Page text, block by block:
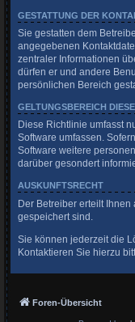
GESTATTUNG DER
Sie gestatten dem
angegebenen
zentraler Informationen
dürfen er und andere
persönlichen Bereich
GELTUNGSBEREICH
Diese Richtlinie umfasst
Software umfassen.
Software weitere
darüber gesondert
AUSKUNFTSRECHT
Der Betreiber erteilt Ihnen
gespeichert sind.
Sie können jederzeit die
Kontaktieren Sie hierzu
Foren-Übersicht